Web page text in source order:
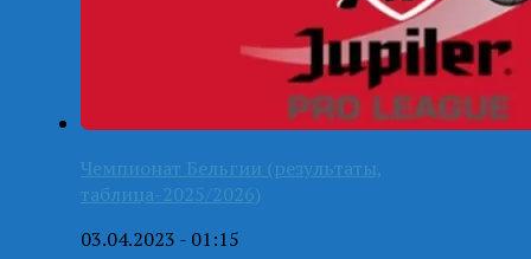
Чемпионат Бельгии (результаты,
таблица-2025/2026)
03.04.2023 - 01:15